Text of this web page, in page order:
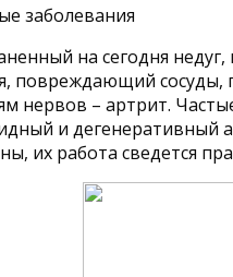
заболевания
на сегодня
повреждающий
нервов – артрит.
и дегенеративный
их работа сведется